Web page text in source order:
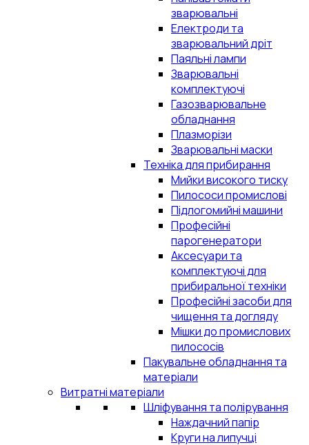
зварювальні
Електроди та
зварювальний дріт
Паяльні лампи
Зварювальні
комплектуючі
Газозварювальне
обладнання
Плазморізи
Зварювальні маски
Техніка для прибирання
Мийки високого тиску
Пилососи промислові
Підлогомийні машини
Професійні
парогенератори
Аксесуари та
комплектуючі для
прибиральної техніки
Професійні засоби для
чищення та догляду
Мішки до промислових
пилососів
Пакувальне обладнання та
матеріали
Витратні матеріали
Шліфування та полірування
Наждачний папір
Круги на липучці